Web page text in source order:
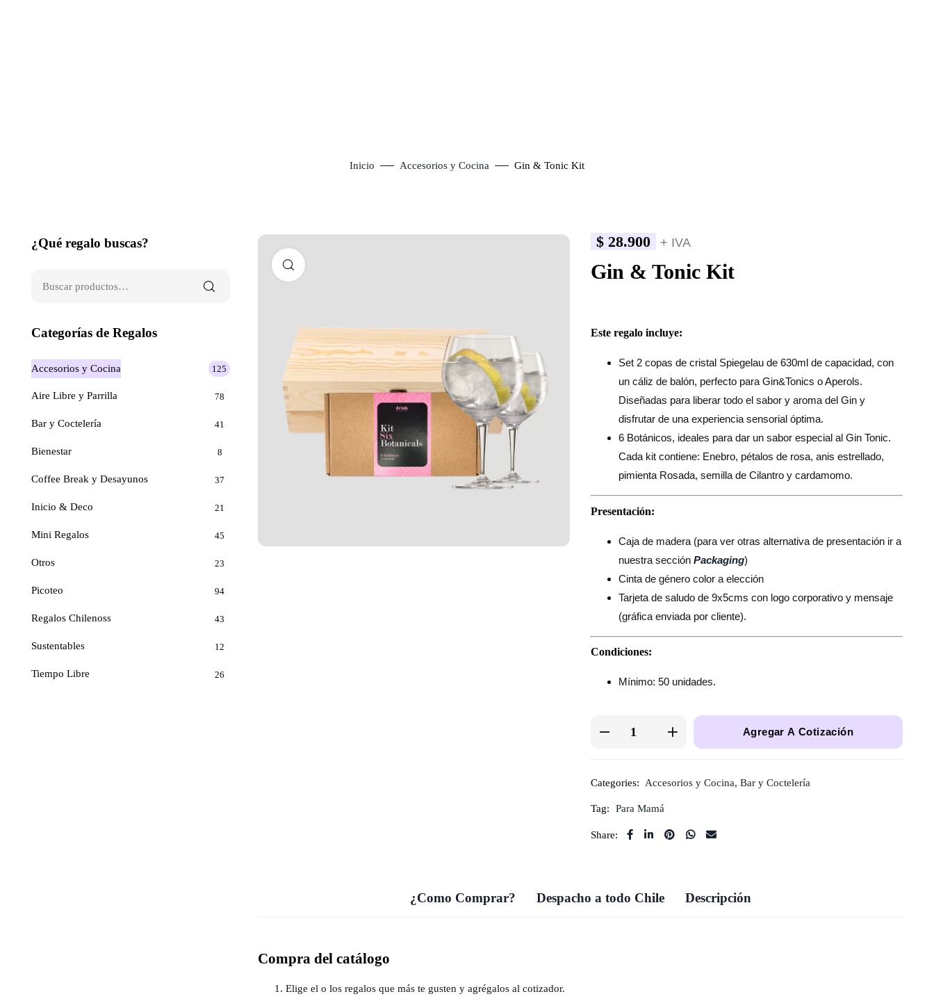
Inicio Accesorios y Cocina Gin & Tonic Kit
$ 28.900 + IVA
Gin & Tonic Kit
Este regalo incluye:
Set 2 copas de cristal Spiegelau de 630ml de capacidad, con
un cáliz de balón, perfecto para Gin&Tonics o Aperols.
Diseñadas para liberar todo el sabor y aroma del Gin y
disfrutar de una experiencia sensorial óptima.
6 Botánicos, ideales para dar un sabor especial al Gin Tonic.
Cada kit contiene: Enebro, pétalos de rosa, anis estrellado,
pimienta Rosada, semilla de Cilantro y cardamomo.
Presentación:
Caja de madera (para ver otras alternativa de presentación ir a
nuestra sección Packaging)
Cinta de género color a elección
Tarjeta de saludo de 9x5cms con logo corporativo y mensaje
(gráfica enviada por cliente).
Condiciones:
Mínimo: 50 unidades.
Agregar A Cotización
Categories: Accesorios y Cocina, Bar y Coctelería
Tag: Para Mamá
Share:
¿Como Comprar? Despacho a todo Chile Descripción
Compra del catálogo
Elige el o los regalos que más te gusten y agrégalos al cotizador.
¿Qué regalo buscas?
Categorías de Regalos
Accesorios y Cocina 125
Aire Libre y Parrilla 78
Bar y Coctelería 41
Bienestar 8
Coffee Break y Desayunos 37
Inicio & Deco 21
Mini Regalos 45
Otros 23
Picoteo 94
Regalos Chilenoss 43
Sustentables 12
Tiempo Libre 26